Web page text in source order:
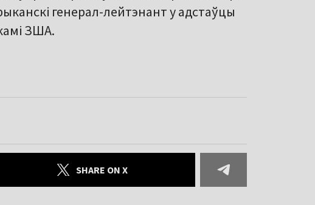
генерал-лейтэнант у адстаўцы
ЗША.
SHARE ON X